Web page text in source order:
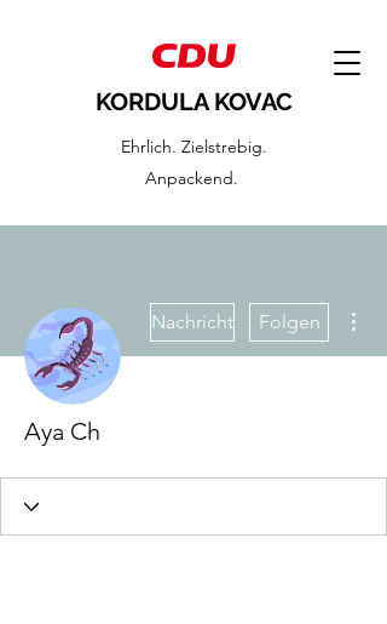
KORDULA KOVAC
Ehrlich. Zielstrebig.
Anpackend.
Nachricht Folgen
Aya Ch